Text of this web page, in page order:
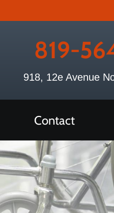
819-
918, 12e Avenue
Contact